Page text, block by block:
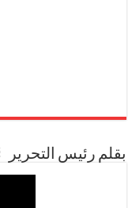
بقلم رئيس التحرير